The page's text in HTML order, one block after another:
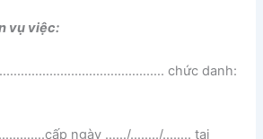
vụ việc:
chức danh:
ngày ……/……../…….. tại